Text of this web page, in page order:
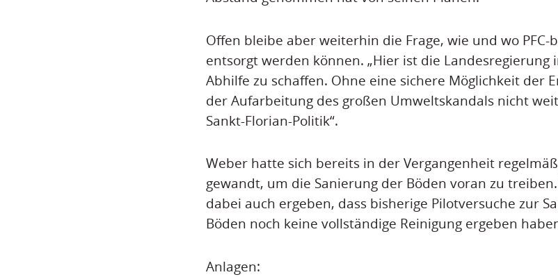
Offen bleibe aber weiterhin die Frage, wie und wo
entsorgt werden können. „Hier ist die Landesregierung
Abhilfe zu schaffen. Ohne eine sichere Möglichkeit der
der Aufarbeitung des großen Umweltskandals nicht
Sankt-Florian-Politik“.
Weber hatte sich bereits in der Vergangenheit
gewandt, um die Sanierung der Böden voran zu
dabei auch ergeben, dass bisherige Pilotversuche zur
Böden noch keine vollständige Reinigung ergeben
Anlagen: